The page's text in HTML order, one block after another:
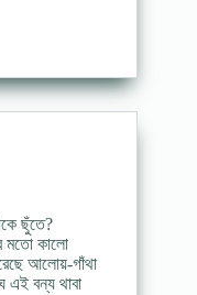
ছুঁতে?
মতো কালো
আলোয়-গাঁথা
এই বন্য থাবা